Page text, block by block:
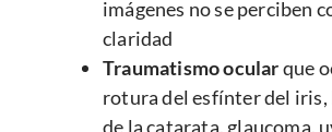
imágenes no se perciben
claridad
Traumatismo ocularque
rotura del esfínter del iris,
de la catarata, glaucoma,